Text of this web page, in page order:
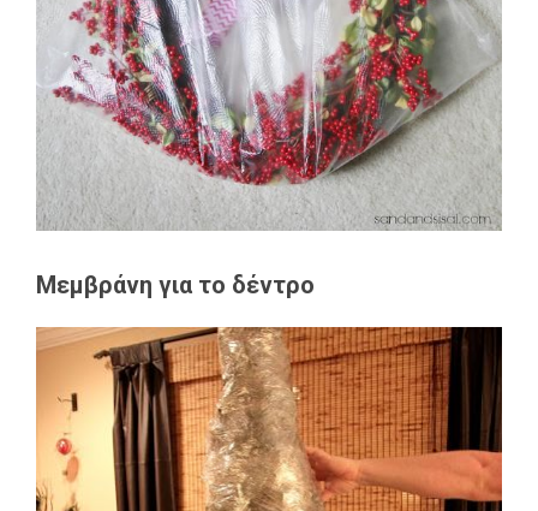
Μεμβράνη για το δέντρο